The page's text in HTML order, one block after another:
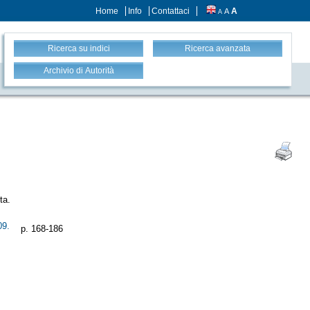
Home Info Contattaci A A A
Ricerca su indici Ricerca avanzata
Archivio di Autorità